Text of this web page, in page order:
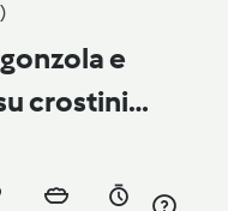
e
crostini